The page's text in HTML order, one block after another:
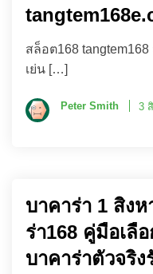
สล็อต168
เย่น […]
Peter Smith 3
บาคาร่า 1 สิง
ร่า168 คู่มือเลื
บาคาร่าตัวจริ